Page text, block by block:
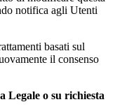
notifica agli Utenti
basati sul
il consenso
Legale o su richiesta